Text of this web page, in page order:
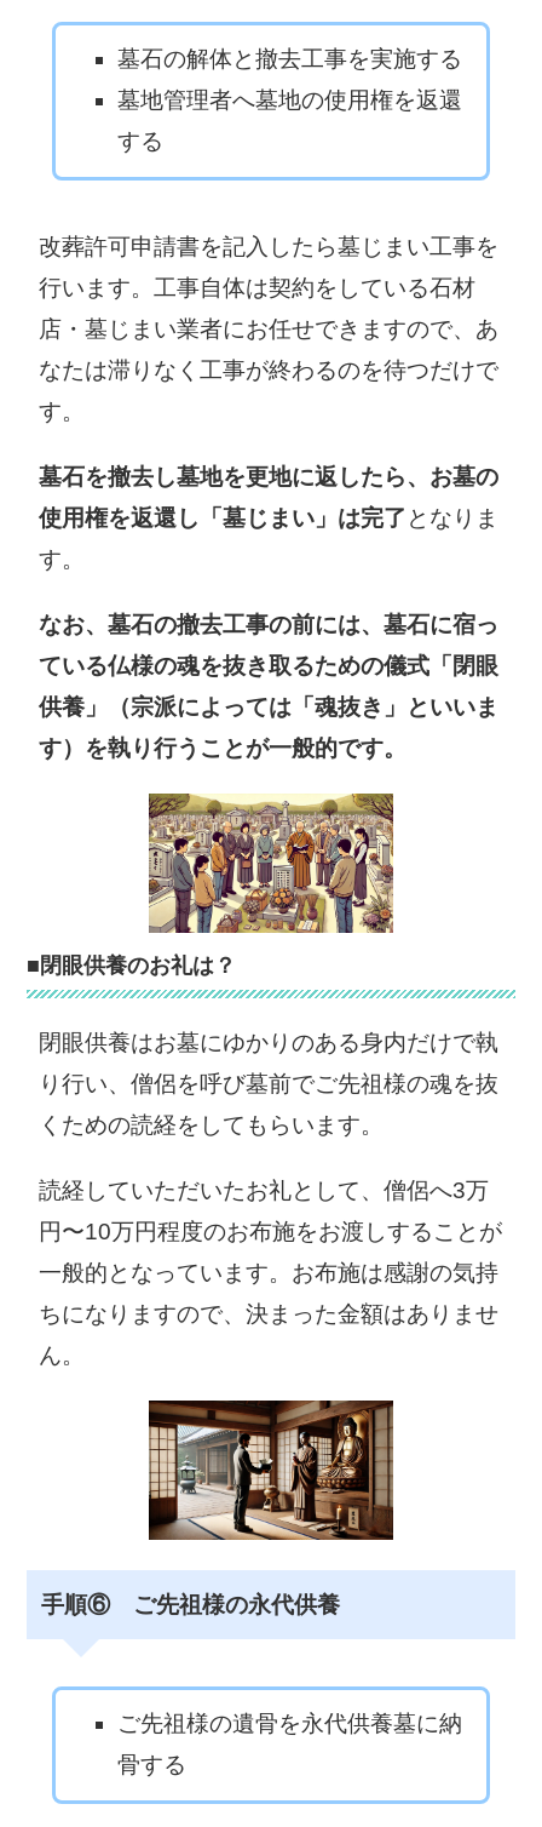
〒301-8611 龍
0297-64-1111
妻市大字本城町
0296-43-2111
〒303-8501 常
総市水海道諏訪
0297-23-2111
〒313-8611 常
陸太田市金井町
0294-72-3111
〒318-8511 高
0293-23-1111
茨城市磯原町磯
0293-43-1111
〒309-1792 笠
間市中央3-2-1
0296-77-1101
〒302-8585 取
手市寺田5139
0297-74-2141
牛久市役所
〒300-1292 牛
久市中央3-15-1
029-873-2111
つくば市役所
くば市研究学園
1-1-1
029-883-1111
ひたちなか市
役所
〒312-8501 ひ
たちなか市東石
川2-10-1
029-273-0111
〒314-8655 鹿
嶋市大字平井
1187-1
0299-82-2911
〒311-2493 潮
来市辻626
〒302-0198 守
谷市大柏950-1
0297-45-1111
常陸大宮市役
陸大宮市中富町
3135-6
0295-52-1111
〒311-0192 那
珂市福田1819-5
029-298-1111
筑西市役所
〒308-8616 筑
西市丙360
0296-24-2111
坂東市役所
〒306-0692 坂
東市岩井4365
0297-35-2121
稲敷市役所
〒300-0595 稲
かすみがうら
市役所
すみがうら市上
墓石の解体と撤去工事を実施する
墓地管理者へ墓地の使用権を返還
する
改葬許可申請書を記入したら墓じまい工事を
行います。工事自体は契約をしている石材
店・墓じまい業者にお任せできますので、あ
なたは滞りなく工事が終わるのを待つだけで
す。
墓石を撤去し墓地を更地に返したら、お墓の
使用権を返還し「墓じまい」は完了 となりま
す。
なお、墓石の撤去工事の前には、墓石に宿っ
ている仏様の魂を抜き取るための儀式「閉眼
供養」（宗派によっては「魂抜き」といいま
す）を執り行うことが一般的です。
■閉眼供養のお礼は？
閉眼供養はお墓にゆかりのある身内だけで執
り行い、僧侶を呼び墓前でご先祖様の魂を抜
くための読経をしてもらいます。
読経していただいたお礼として、僧侶へ3万
円〜10万円程度のお布施をお渡しすることが
一般的となっています。お布施は感謝の気持
ちになりますので、決まった金額はありませ
ん。
手順⑥ ご先祖様の永代供養
ご先祖様の遺骨を永代供養墓に納
骨する